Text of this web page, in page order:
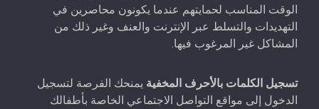
الوقت المناسب لحمايتهم عندما يكونون محاصرين في
التهديدات والتسلط عبر الإنترنت والعنف وغير ذلك من
المشاكل غير المرغوب فيها.
تسجيل الكلمات بالأحرف المخفية يمنحك الفرصة لتسجيل
الدخول إلى مواقع التواصل الاجتماعي الخاصة بأطفالك